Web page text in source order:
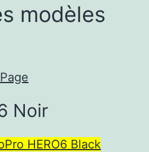
modèles
Noir
HERO6 Black